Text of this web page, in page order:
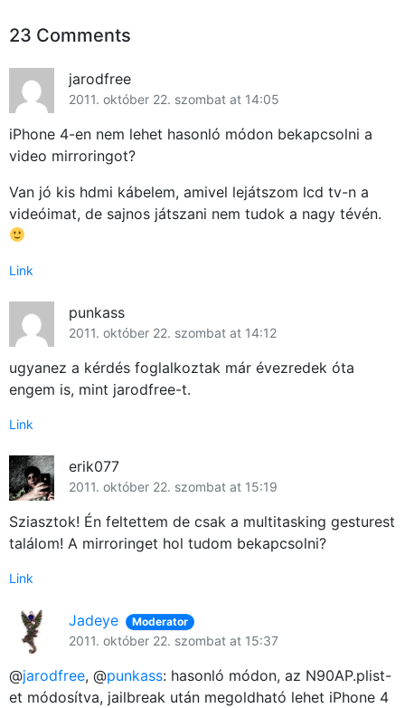
23 Comments
jarodfree
2011. október 22. szombat at 14:05
iPhone 4-en nem lehet hasonló módon bekapcsolni a
video mirroringot?
Van jó kis hdmi kábelem, amivel lejátszom lcd tv-n a
videóimat, de sajnos játszani nem tudok a nagy tévén.
Link
punkass
2011. október 22. szombat at 14:12
ugyanez a kérdés foglalkoztak már évezredek óta
engem is, mint jarodfree-t.
Link
erik077
2011. október 22. szombat at 15:19
Sziasztok! Én feltettem de csak a multitasking gesturest
találom! A mirroringet hol tudom bekapcsolni?
Link
Jadeye Moderator
2011. október 22. szombat at 15:37
@jarodfree, @punkass: hasonló módon, az N90AP.plist-
et módosítva, jailbreak után megoldható lehet iPhone 4